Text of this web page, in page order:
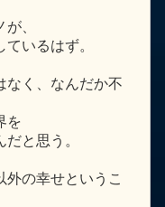
、
いるはず。
なく、なんだか不
を
と思う。
の幸せというこ